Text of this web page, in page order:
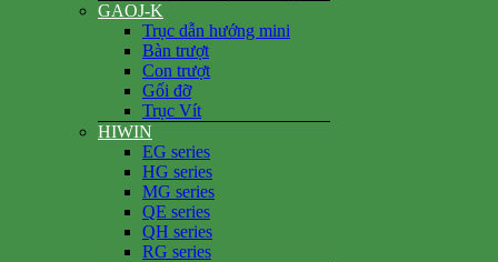
GAOJ-K
Trục dẫn hướng mini
Bàn trượt
Con trượt
Gối đỡ
Trục Vít
HIWIN
EG series
HG series
MG series
QE series
QH series
RG series